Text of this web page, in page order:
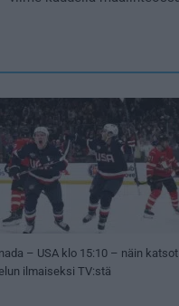
– USA klo 15:10 – näin katsot
ilmaiseksi TV:stä